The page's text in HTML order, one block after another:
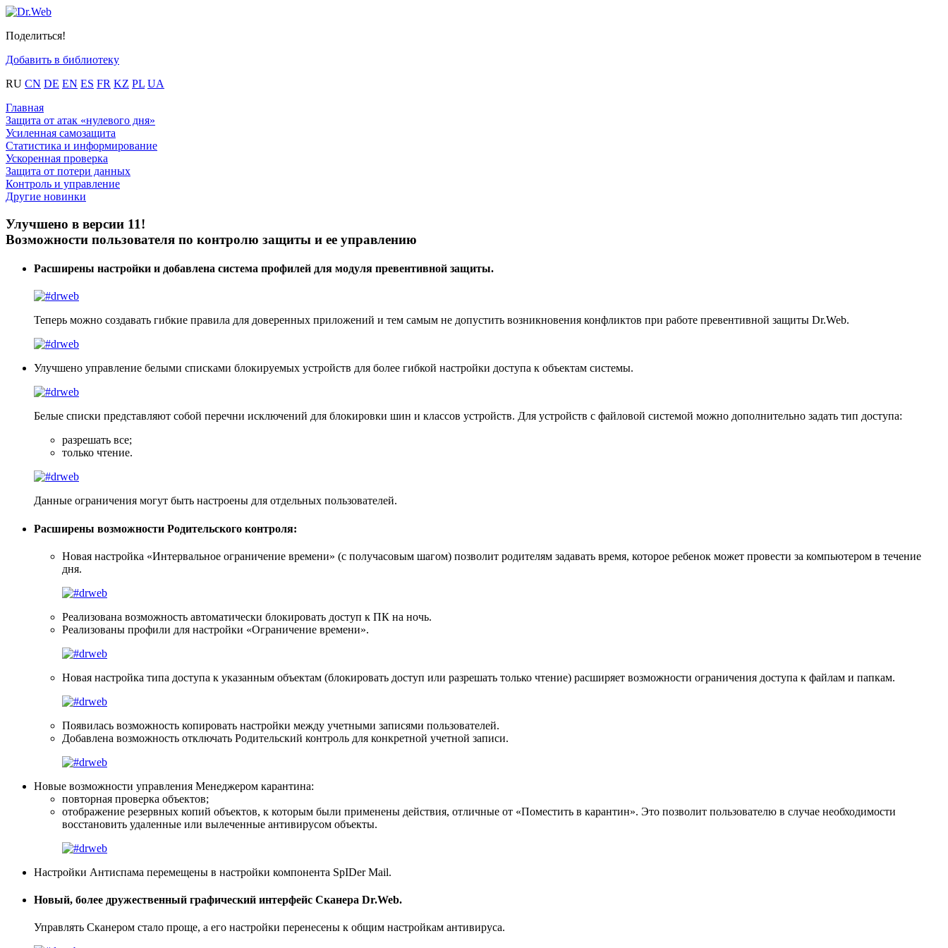
Поделиться!
Добавить в библиотеку
RU CN DE EN ES FR KZ PL UA
Главная
Защита от атак «нулевого дня»
Усиленная самозащита
Статистика и информирование
Ускоренная проверка
Защита от потери данных
Контроль и управление
Другие новинки
Улучшено в версии 11!
Возможности пользователя по контролю защиты и ее управлению
Расширены настройки и добавлена система профилей для модуля превентивной защиты.
Теперь можно создавать гибкие правила для доверенных приложений и тем самым не допустить возникновения конфликтов при работе превентивной защиты Dr.Web.
Улучшено управление белыми списками блокируемых устройств для более гибкой настройки доступа к объектам системы.
Белые списки представляют собой перечни исключений для блокировки шин и классов устройств. Для устройств с файловой системой можно дополнительно задать тип доступа:
разрешать все;
только чтение.
Данные ограничения могут быть настроены для отдельных пользователей.
Расширены возможности Родительского контроля:
Новая настройка «Интервальное ограничение времени» (с получасовым шагом) позволит родителям задавать время, которое ребенок может провести за компьютером в течение
дня.
Реализована возможность автоматически блокировать доступ к ПК на ночь.
Реализованы профили для настройки «Ограничение времени».
Новая настройка типа доступа к указанным объектам (блокировать доступ или разрешать только чтение) расширяет возможности ограничения доступа к файлам и папкам.
Появилась возможность копировать настройки между учетными записями пользователей.
Добавлена возможность отключать Родительский контроль для конкретной учетной записи.
Новые возможности управления Менеджером карантина:
повторная проверка объектов;
отображение резервных копий объектов, к которым были применены действия, отличные от «Поместить в карантин». Это позволит пользователю в случае необходимости
восстановить удаленные или вылеченные антивирусом объекты.
Настройки Антиспама перемещены в настройки компонента SpIDer Mail.
Новый, более дружественный графический интерфейс Сканера Dr.Web.
Управлять Сканером стало проще, а его настройки перенесены к общим настройкам антивируса.